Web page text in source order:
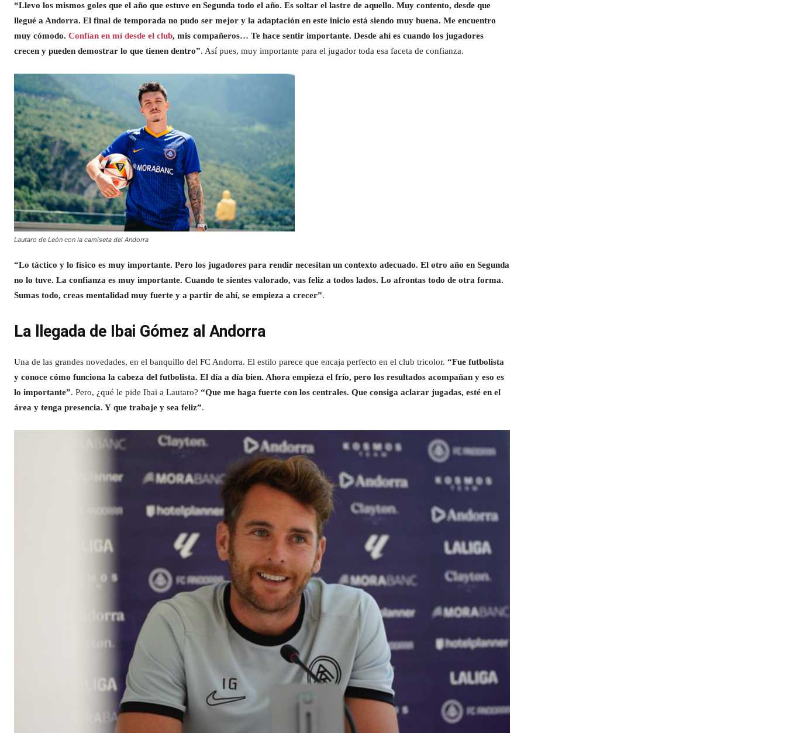
“Llevo los mismos goles que el año que estuve en Segunda todo el año. Es soltar el lastre de aquello. Muy contento, desde que
llegué a Andorra. El final de temporada no pudo ser mejor y la adaptación en este inicio está siendo muy buena. Me encuentro
muy cómodo. Confían en mí desde el club, mis compañeros… Te hace sentir importante. Desde ahí es cuando los jugadores
crecen y pueden demostrar lo que tienen dentro”. Así pues, muy importante para el jugador toda esa faceta de confianza.
Lautaro de León con la camiseta del Andorra
“Lo táctico y lo físico es muy importante. Pero los jugadores para rendir necesitan un contexto adecuado. El otro año en Segunda
no lo tuve. La confianza es muy importante. Cuando te sientes valorado, vas feliz a todos lados. Lo afrontas todo de otra forma.
Sumas todo, creas mentalidad muy fuerte y a partir de ahí, se empieza a crecer”.
La llegada de Ibai Gómez al Andorra
Una de las grandes novedades, en el banquillo del FC Andorra. El estilo parece que encaja perfecto en el club tricolor. “Fue futbolista
y conoce cómo funciona la cabeza del futbolista. El día a día bien. Ahora empieza el frío, pero los resultados acompañan y eso es
lo importante”. Pero, ¿qué le pide Ibai a Lautaro? “Que me haga fuerte con los centrales. Que consiga aclarar jugadas, esté en el
área y tenga presencia. Y que trabaje y sea feliz”.